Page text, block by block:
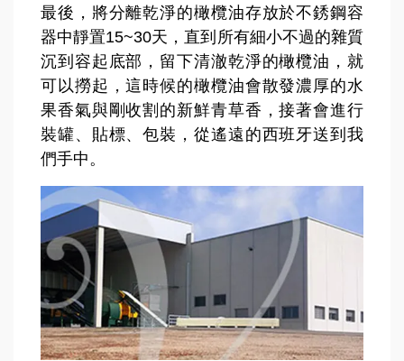
最後，將分離乾淨的橄欖油存放於不銹鋼容
器中靜置15~30天，直到所有細小不過的雜質
沉到容起底部，留下清澈乾淨的橄欖油，就
可以撈起，這時候的橄欖油會散發濃厚的水
果香氣與剛收割的新鮮青草香，接著會進行
裝罐、貼標、包裝，從遙遠的西班牙送到我
們手中。